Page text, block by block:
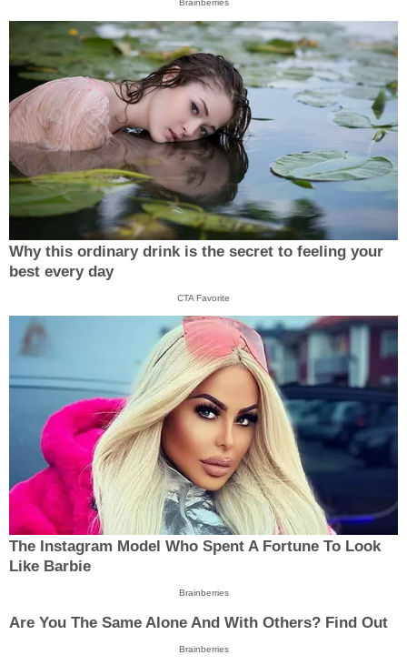
Brainberries
Why this ordinary drink is the secret to feeling your
best every day
CTA Favorite
The Instagram Model Who Spent A Fortune To Look
Like Barbie
Brainberries
Are You The Same Alone And With Others? Find Out
Brainberries